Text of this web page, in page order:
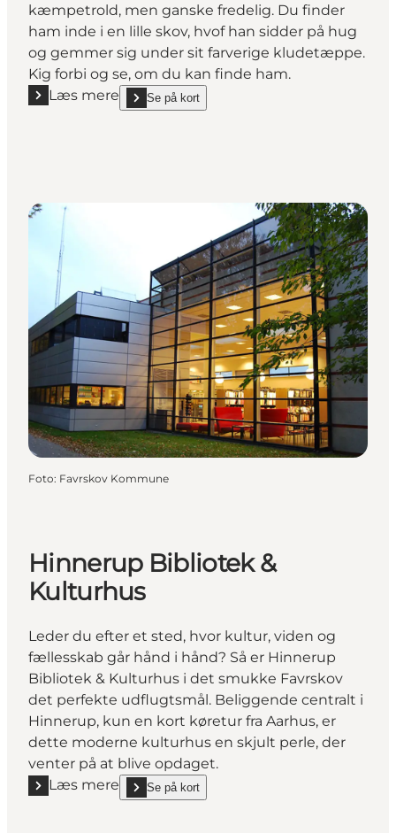
kæmpetrold, men ganske fredelig. Du finder
ham inde i en lille skov, hvof han sidder på hug
og gemmer sig under sit farverige kludetæppe.
Kig forbi og se, om du kan finde ham.
Læs mere
Læs mere "Trolden Jeppe Væktæppe"
Se på kort
show Trolden Jeppe Væktæppe on_map
Foto: Favrskov Kommune
Hinnerup Bibliotek &
Kulturhus
Leder du efter et sted, hvor kultur, viden og
fællesskab går hånd i hånd? Så er Hinnerup
Bibliotek & Kulturhus i det smukke Favrskov
det perfekte udflugtsmål. Beliggende centralt i
Hinnerup, kun en kort køretur fra Aarhus, er
dette moderne kulturhus en skjult perle, der
venter på at blive opdaget.
Læs mere
Læs mere "Hinnerup Bibliotek & Kulturhus"
Se på kort
show Hinnerup Bibliotek & Kulturhus on_map